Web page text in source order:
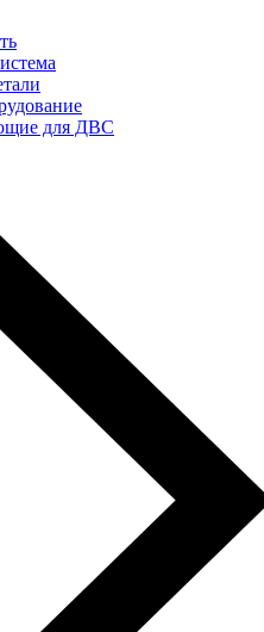
для ДВС